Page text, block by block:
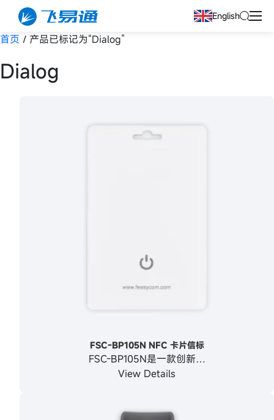
English
首页 / 产品已标记为“Dialog”
Dialog
FSC‑BP105N NFC 卡片信标
FSC-BP105N是一款创新…
View Details